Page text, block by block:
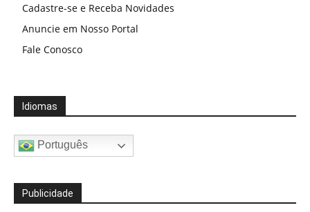
Cadastre-se e Receba Novidades
Anuncie em Nosso Portal
Fale Conosco
Idiomas
Português
Publicidade